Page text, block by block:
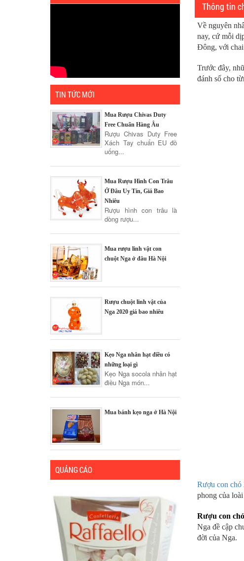
TIN TỨC MỚI
Mua Rượu Chivas Duty
Free Chuẩn Hàng Âu
Rượu Chivas Duty Free
Xách Tay chuẩn EU đồ
uống...
Mua Rượu Hình Con Trâu
Ở Đâu Uy Tín, Giá Bao
Nhiêu
Rượu hình con trâu là
dòng rượu...
Mua rượu linh vật con
chuột Nga ở đâu Hà Nội
Rượu chuột linh vật của
Nga 2020 giá bao nhiêu
Kẹo Nga nhân hạt điều có
những loại gì
Kẹo Nga socola nhân hạt
điều Nga món...
Mua bánh kẹo nga ở Hà Nội
QUẢNG CÁO
Thông tin
Về nguyên
nay, cứ mỗi
Đông, với chai
Trước đây,
đánh số cho
Rượu con chó
phong của
Rượu con
Nga đề cập
đời của Nga.